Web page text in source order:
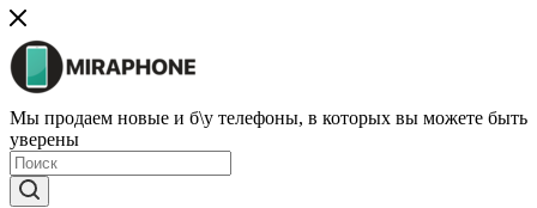
Мы продаем новые и б\у телефоны, в которых вы можете быть
уверены